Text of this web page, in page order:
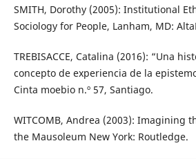
SMITH, Dorothy (2005): Institutional
Sociology for People, Lanham, MD:
TREBISACCE, Catalina (2016): “Una
concepto de experiencia de la
Cinta moebio n.º 57, Santiago.
WITCOMB, Andrea (2003): Imagining
the Mausoleum New York: Routledge.